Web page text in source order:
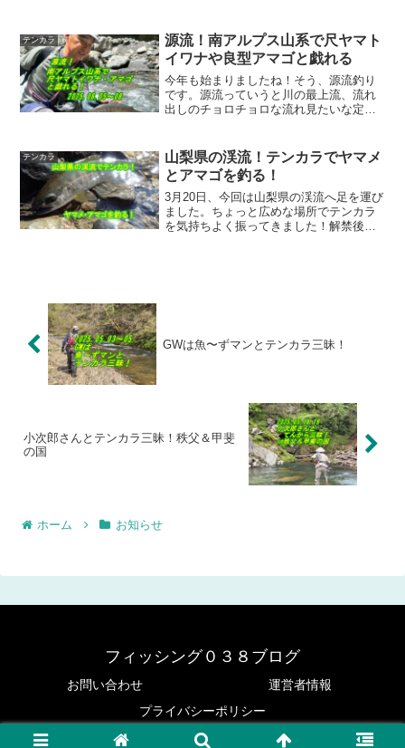
開催されます。応募方法などは下記チラ
シ...
テンカラ
源流！南アルプス山系で尺ヤマト
イワナや良型アマゴと戯れる
今年も始まりましたね！そう、源流釣り
です。源流っていうと川の最上流、流れ
出しのチョロチョロな流れ見たいな定義
先輩テンカラ師の中ではもっと太い流れ
でイワナの釣れる山の中っ...
テンカラ
山梨県の渓流！テンカラでヤマメ
とアマゴを釣る！
3月20日、今回は山梨県の渓流へ足を運び
ました。ちょっと広めな場所でテンカラ
を気持ちよく振ってきました！解禁後初
GWは魚〜ずマンとテンカラ三昧！
小次郎さんとテンカラ三昧！秩父＆甲斐
の国
ホーム お知らせ
フィッシング０３８ブログ
お問い合わせ
運営者情報
プライバシーポリシー
© 2020 フィッシング０３８ブログ.